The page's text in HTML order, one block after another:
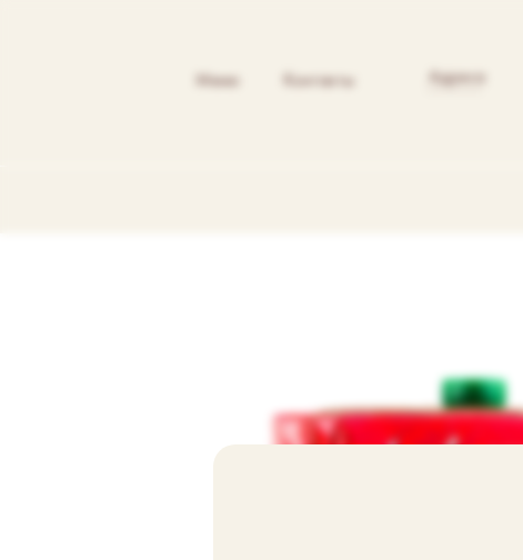
----------
Меню Контакты Адреса